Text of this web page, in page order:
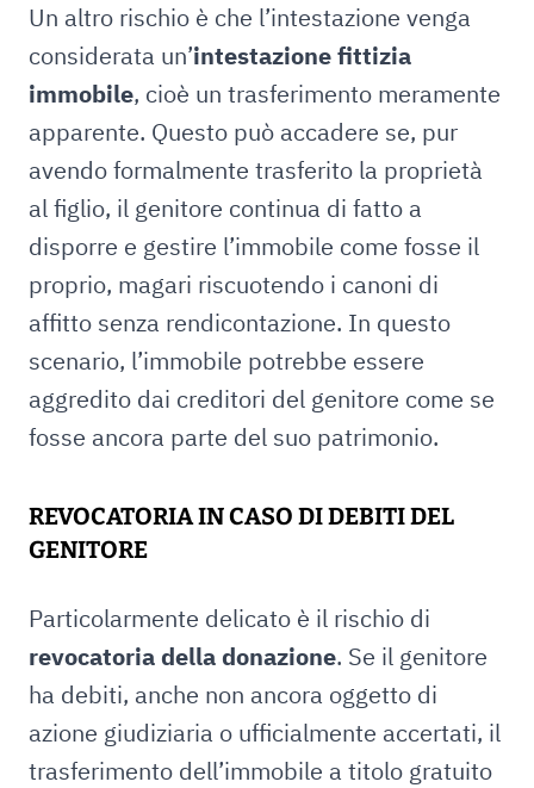
Un altro rischio è che l’intestazione venga
considerata un’intestazione fittizia
immobile, cioè un trasferimento meramente
apparente. Questo può accadere se, pur
avendo formalmente trasferito la proprietà
al figlio, il genitore continua di fatto a
disporre e gestire l’immobile come fosse il
proprio, magari riscuotendo i canoni di
affitto senza rendicontazione. In questo
scenario, l’immobile potrebbe essere
aggredito dai creditori del genitore come se
fosse ancora parte del suo patrimonio.
REVOCATORIA IN CASO DI DEBITI DEL
GENITORE
Particolarmente delicato è il rischio di
revocatoria della donazione. Se il genitore
ha debiti, anche non ancora oggetto di
azione giudiziaria o ufficialmente accertati, il
trasferimento dell’immobile a titolo gratuito